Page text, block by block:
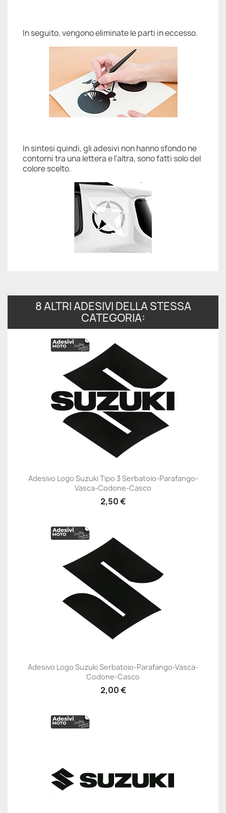
In seguito, vengono eliminate le parti in eccesso.
In sintesi quindi, gli adesivi non hanno sfondo ne
contorni tra una lettera e l'altra, sono fatti solo del
colore scelto.
8 ALTRI ADESIVI DELLA STESSA
CATEGORIA:
Adesivo Logo Suzuki Tipo 3 Serbatoio-Parafango-
Vasca-Codone-Casco
2,50 €
Adesivo Logo Suzuki Serbatoio-Parafango-Vasca-
Codone-Casco
2,00 €